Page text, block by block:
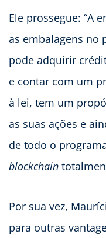
Ele prossegue: “A
as embalagens no
pode adquirir
e contar com um
à lei, tem um
as suas ações e
de todo o
blockchain
Por sua vez,
para outras